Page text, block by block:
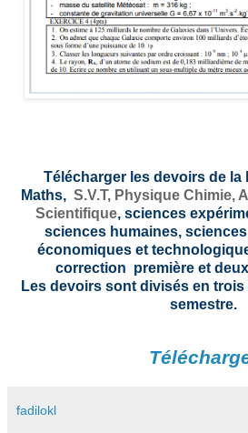
Télécharger les devoirs de la
Maths, S.V.T, Physique Chimie,
Scientifique, sciences
sciences humaines,
économiques et
correction première et
Les devoirs sont divisés en
semestre.
fadilokl